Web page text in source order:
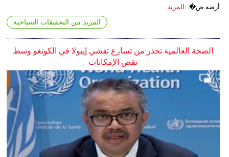
أرضه ض�...
المزيد
المزيد من التحقيقات السياحية
الصحة العالمية تحذر من تسارع تفشي إيبولا في الكونغو وسط
نقص الإمكانات